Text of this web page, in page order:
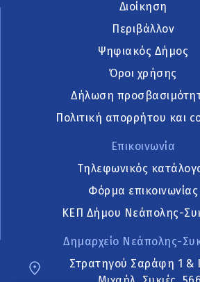
Διοίκηση
Περιβάλλον
Ψηφιακός Δήμος
Όροι χρήσης
Δήλωση
Πολιτική απορρήτου και
Επικοινωνία
Τηλεφωνικός
Φόρμα επικοινωνίας
ΚΕΠ Δήμου Νεάπολης-
Δημαρχείο Νεάπολης-
Στρατηγού Σαράφη 1 &